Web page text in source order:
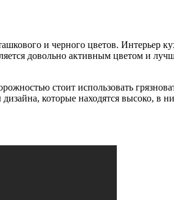
и черного цветов. Интерьер
довольно активным цветом и
стоит использовать
которые находятся высоко,